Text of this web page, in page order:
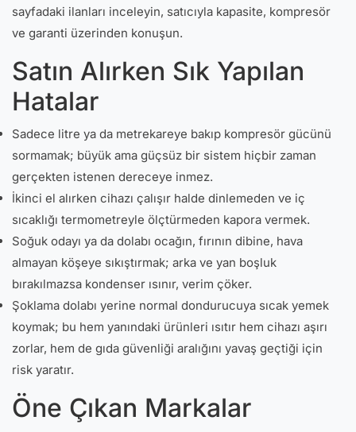
sayfadaki ilanları inceleyin, satıcıyla kapasite, kompresör
ve garanti üzerinden konuşun.
Satın Alırken Sık Yapılan
Hatalar
Sadece litre ya da metrekareye bakıp kompresör gücünü
sormamak; büyük ama güçsüz bir sistem hiçbir zaman
gerçekten istenen dereceye inmez.
İkinci el alırken cihazı çalışır halde dinlemeden ve iç
sıcaklığı termometreyle ölçtürmeden kapora vermek.
Soğuk odayı ya da dolabı ocağın, fırının dibine, hava
almayan köşeye sıkıştırmak; arka ve yan boşluk
bırakılmazsa kondenser ısınır, verim çöker.
Şoklama dolabı yerine normal dondurucuya sıcak yemek
koymak; bu hem yanındaki ürünleri ısıtır hem cihazı aşırı
zorlar, hem de gıda güvenliği aralığını yavaş geçtiği için
risk yaratır.
Öne Çıkan Markalar